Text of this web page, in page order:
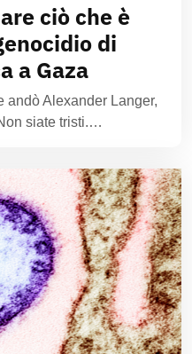
ciò che è
di
a Gaza
andò Alexander Langer,
siate tristi.…